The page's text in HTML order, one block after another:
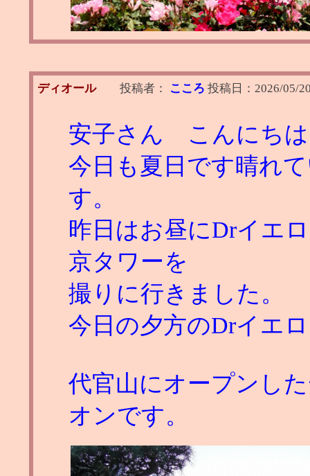
ディオール 投稿者： こころ 投稿日： 2026/05/
安子さん こんにちは
今日も夏日です晴れ
す。
昨日はお昼にDrイエ
京タワーを
撮りに行きました。
今日の夕方のDrイエ
代官山にオープンし
オンです。